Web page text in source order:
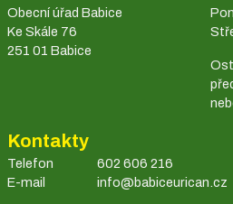
Obecní úřad Babice
Ke Skále 76
251 01 Babice
Kontakty
Telefon
E-mail
602 606 216
info@babiceurican.cz